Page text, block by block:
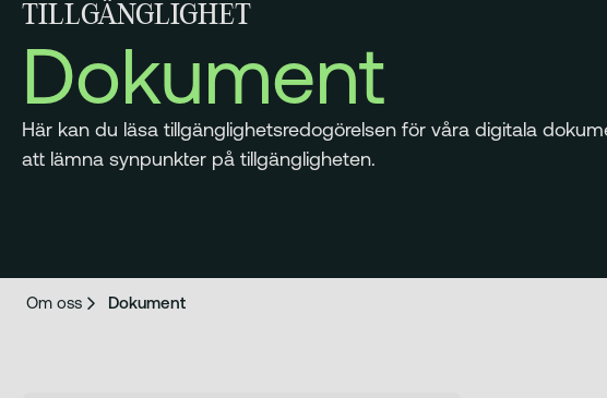
TILLGÄNGLIGHET
Dokument
Här kan du läsa tillgänglighetsredogörelsen för våra digitala
att lämna synpunkter på tillgängligheten.
Om oss Dokument